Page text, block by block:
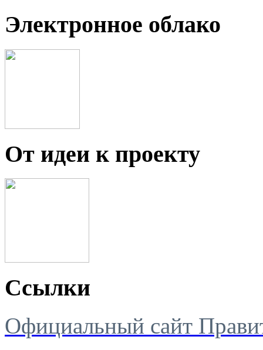
Электронное облако
От идеи к проекту
Ссылки
Официальный сайт